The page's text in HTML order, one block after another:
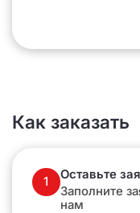
Как заказать
1
Оставьте
Заполните
нам